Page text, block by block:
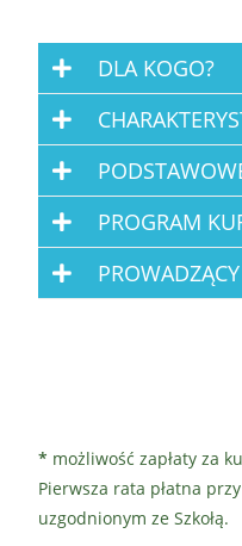
DLA KOGO?
PROGRAM
* możliwość zapłaty za
Pierwsza rata płatna
uzgodnionym ze Szkołą.